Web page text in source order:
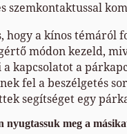
szemkontaktussal
hogy a kínos témáról
módon kezeld,
kapcsolatot a
fel a beszélgetés
segítséget egy
nyugtassuk meg a